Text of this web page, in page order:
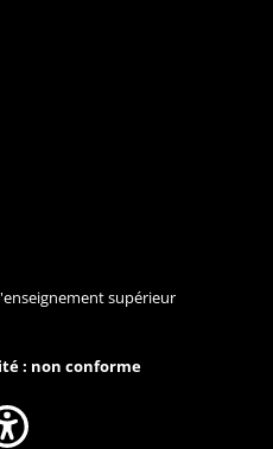
supérieur
: non conforme